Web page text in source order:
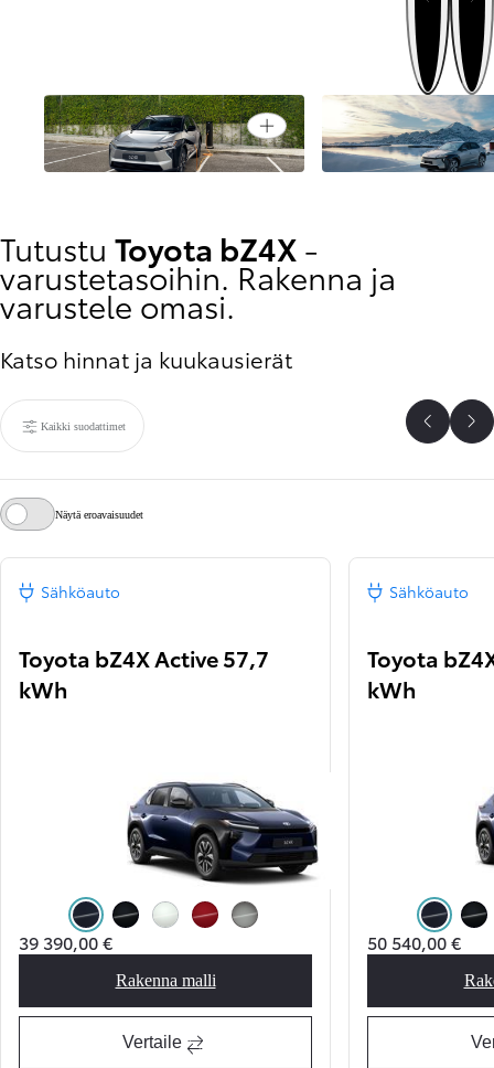
Edellinen
Nopeampi lataus
Open card
Akun esilämmitys
Tutustu Toyota bZ4X -
varustetasoihin. Rakenna ja
varustele omasi.
Katso hinnat ja kuukausierät
Kaikki suodattimet
Näytä eroavaisuudet
Sähköauto
Toyota bZ4X Active 57,7
kWh
Dark Blue (8X8)
39 390,00 €
Rakenna malliToyota bZ4X Active 57,7 kWh
Vertaile
Sähköauto
Toyota
kWh
Dark Blue
50 540,00 €